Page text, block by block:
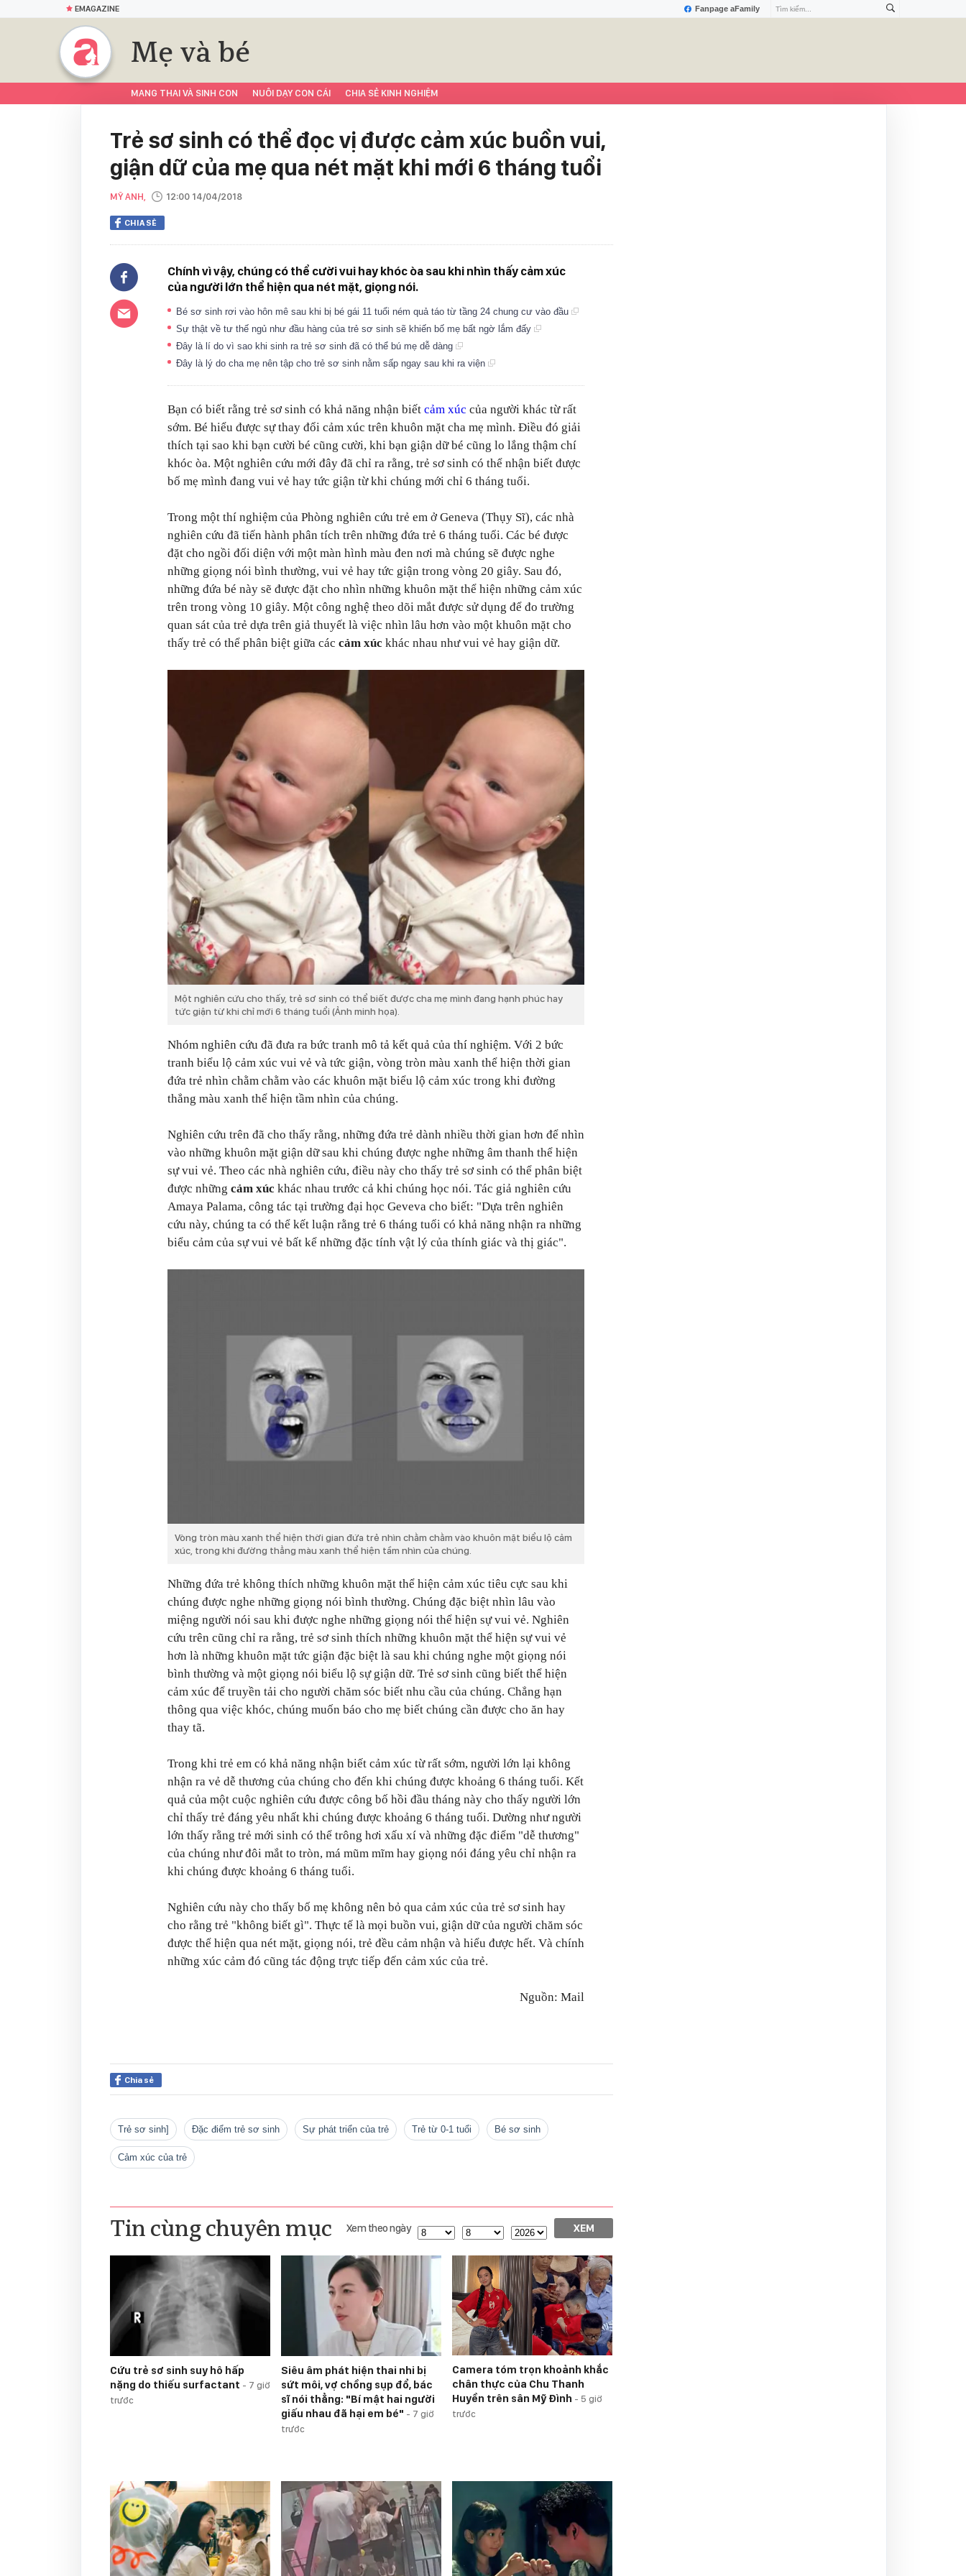
Fanpage aFamily
EMAGAZINE
Mẹ và bé
MANG THAI VÀ SINH CON NUÔI DẠY CON CÁI CHIA SẺ KINH NGHIỆM
Trẻ sơ sinh có thể đọc vị được cảm xúc buồn vui,
giận dữ của mẹ qua nét mặt khi mới 6 tháng tuổi
MỸ ANH, 12:00 14/04/2018
CHIA SẺ
Chính vì vậy, chúng có thể cười vui hay khóc òa sau khi nhìn thấy cảm xúc
của người lớn thể hiện qua nét mặt, giọng nói.
Bé sơ sinh rơi vào hôn mê sau khi bị bé gái 11 tuổi ném quả táo từ tầng 24 chung cư vào đầu
Sự thật về tư thế ngủ như đầu hàng của trẻ sơ sinh sẽ khiến bố mẹ bất ngờ lắm đấy
Đây là lí do vì sao khi sinh ra trẻ sơ sinh đã có thể bú mẹ dễ dàng
Đây là lý do cha mẹ nên tập cho trẻ sơ sinh nằm sấp ngay sau khi ra viện
Bạn có biết rằng trẻ sơ sinh có khả năng nhận biết cảm xúc của người khác từ rất
sớm. Bé hiểu được sự thay đổi cảm xúc trên khuôn mặt cha mẹ mình. Điều đó giải
thích tại sao khi bạn cười bé cũng cười, khi bạn giận dữ bé cũng lo lắng thậm chí
khóc òa. Một nghiên cứu mới đây đã chỉ ra rằng, trẻ sơ sinh có thể nhận biết được
bố mẹ mình đang vui vẻ hay tức giận từ khi chúng mới chỉ 6 tháng tuổi.
Trong một thí nghiệm của Phòng nghiên cứu trẻ em ở Geneva (Thụy Sĩ), các nhà
nghiên cứu đã tiến hành phân tích trên những đứa trẻ 6 tháng tuổi. Các bé được
đặt cho ngồi đối diện với một màn hình màu đen nơi mà chúng sẽ được nghe
những giọng nói bình thường, vui vẻ hay tức giận trong vòng 20 giây. Sau đó,
những đứa bé này sẽ được đặt cho nhìn những khuôn mặt thể hiện những cảm xúc
trên trong vòng 10 giây. Một công nghệ theo dõi mắt được sử dụng để đo trường
quan sát của trẻ dựa trên giả thuyết là việc nhìn lâu hơn vào một khuôn mặt cho
thấy trẻ có thể phân biệt giữa các cảm xúc khác nhau như vui vẻ hay giận dữ.
Một nghiên cứu cho thấy, trẻ sơ sinh có thể biết được cha mẹ mình đang hạnh phúc hay
tức giận từ khi chỉ mới 6 tháng tuổi (Ảnh minh họa).
Nhóm nghiên cứu đã đưa ra bức tranh mô tả kết quả của thí nghiệm. Với 2 bức
tranh biểu lộ cảm xúc vui vẻ và tức giận, vòng tròn màu xanh thể hiện thời gian
đứa trẻ nhìn chằm chằm vào các khuôn mặt biểu lộ cảm xúc trong khi đường
thẳng màu xanh thể hiện tầm nhìn của chúng.
Nghiên cứu trên đã cho thấy rằng, những đứa trẻ dành nhiều thời gian hơn để nhìn
vào những khuôn mặt giận dữ sau khi chúng được nghe những âm thanh thể hiện
sự vui vẻ. Theo các nhà nghiên cứu, điều này cho thấy trẻ sơ sinh có thể phân biệt
được những cảm xúc khác nhau trước cả khi chúng học nói. Tác giả nghiên cứu
Amaya Palama, công tác tại trường đại học Geveva cho biết: "Dựa trên nghiên
cứu này, chúng ta có thể kết luận rằng trẻ 6 tháng tuổi có khả năng nhận ra những
biểu cảm của sự vui vẻ bất kể những đặc tính vật lý của thính giác và thị giác".
Vòng tròn màu xanh thể hiện thời gian đứa trẻ nhìn chằm chằm vào khuôn mặt biểu lộ cảm
xúc, trong khi đường thẳng màu xanh thể hiện tầm nhìn của chúng.
Những đứa trẻ không thích những khuôn mặt thể hiện cảm xúc tiêu cực sau khi
chúng được nghe những giọng nói bình thường. Chúng đặc biệt nhìn lâu vào
miệng người nói sau khi được nghe những giọng nói thể hiện sự vui vẻ. Nghiên
cứu trên cũng chỉ ra rằng, trẻ sơ sinh thích những khuôn mặt thể hiện sự vui vẻ
hơn là những khuôn mặt tức giận đặc biệt là sau khi chúng nghe một giọng nói
bình thường và một giọng nói biểu lộ sự giận dữ. Trẻ sơ sinh cũng biết thể hiện
cảm xúc để truyền tải cho người chăm sóc biết nhu cầu của chúng. Chẳng hạn
thông qua việc khóc, chúng muốn báo cho mẹ biết chúng cần được cho ăn hay
thay tã.
Trong khi trẻ em có khả năng nhận biết cảm xúc từ rất sớm, người lớn lại không
nhận ra vẻ dễ thương của chúng cho đến khi chúng được khoảng 6 tháng tuổi. Kết
quả của một cuộc nghiên cứu được công bố hồi đầu tháng này cho thấy người lớn
chỉ thấy trẻ đáng yêu nhất khi chúng được khoảng 6 tháng tuổi. Dường như người
lớn thấy rằng trẻ mới sinh có thể trông hơi xấu xí và những đặc điểm "dễ thương"
của chúng như đôi mắt to tròn, má mũm mĩm hay giọng nói đáng yêu chỉ nhận ra
khi chúng được khoảng 6 tháng tuổi.
Nghiên cứu này cho thấy bố mẹ không nên bỏ qua cảm xúc của trẻ sơ sinh hay
cho rằng trẻ "không biết gì". Thực tế là mọi buồn vui, giận dữ của người chăm sóc
được thể hiện qua nét mặt, giọng nói, trẻ đều cảm nhận và hiểu được hết. Và chính
những xúc cảm đó cũng tác động trực tiếp đến cảm xúc của trẻ.
Nguồn: Mail
Chia sẻ
trẻ sơ sinh] đặc điểm trẻ sơ sinh sự phát triển của trẻ trẻ từ 0-1 tuổi bé sơ sinh
cảm xúc của trẻ
Tin cùng chuyên mục Xem theo ngày XEM
Cứu trẻ sơ sinh suy hô hấp
nặng do thiếu surfactant - 7 giờ
trước
Siêu âm phát hiện thai nhi bị
sứt môi, vợ chồng sụp đổ, bác
sĩ nói thẳng: "Bí mật hai người
giấu nhau đã hại em bé" - 7 giờ
trước
Camera tóm trọn khoảnh khắc
chân thực của Chu Thanh
Huyền trên sân Mỹ Đình - 5 giờ
trước